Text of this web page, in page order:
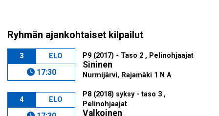
Ryhmän ajankohtaiset kilpailut
3 ELO
17:30
P9 (2017) - Taso 2 , Pelinohjaajat
Sininen
Nurmijärvi, Rajamäki 1 N A
4 ELO
P8 (2018) syksy - taso 3 ,
Pelinohjaajat
Valkoinen